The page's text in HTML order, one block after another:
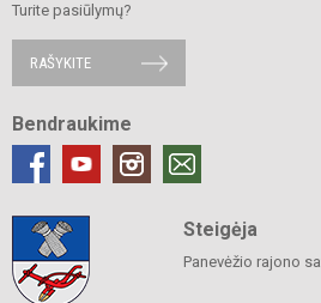
Turite pasiūlymų?
RAŠYKITE
Bendraukime
Steigėja
Panevėžio rajono